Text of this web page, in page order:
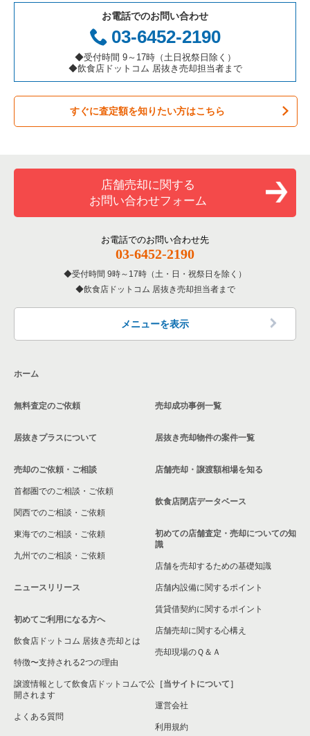
お弁当・惣菜・デリの居抜き売却物件の案件一覧
カラオケ・パブ・スナックの居抜き売却物件の案件一覧
バーの居抜き売却物件の案件一覧
居酒屋・ダイニングバーの居抜き売却物件の案件一覧
洋食の居抜き売却物件の案件一覧
その他の居抜き売却物件の案件一覧
三重県の飲食店の居抜き売却物件の案件一覧
大阪市都島区の飲食店の居抜き売却物件の案件一覧
大阪市阿倍野区の飲食店の居抜き売却物件の案件一覧
東大阪市の飲食店の居抜き売却物件の案件一覧
吹田市の飲食店の居抜き売却物件の案件一覧
大阪市東住吉区の飲食店の居抜き売却物件の案件一覧
門真市の飲食店の居抜き売却物件の案件一覧
大阪市天王寺区の飲食店の居抜き売却物件の案件一覧
高石市の飲食店の居抜き売却物件の案件一覧
大阪市鶴見区の飲食店の居抜き売却物件の案件一覧
大阪市浪速区の飲食店の居抜き売却物件の案件一覧
八尾市の飲食店の居抜き売却物件の案件一覧
大東市の飲食店の居抜き売却物件の案件一覧
箕面市の飲食店の居抜き売却物件の案件一覧
大阪市淀川区の飲食店の居抜き売却物件の案件一覧
大阪市東成区の飲食店の居抜き売却物件の案件一覧
大阪市城東区の飲食店の居抜き売却物件の案件一覧
大阪市旭区の飲食店の居抜き売却物件の案件一覧
和泉市の飲食店の居抜き売却物件の案件一覧
池田市の飲食店の居抜き売却物件の案件一覧
大阪府のアジア料理の居抜き売却物件の案件一覧
大阪府のカフェの居抜き売却物件の案件一覧
大阪府のテイクアウトの居抜き売却物件の案件一覧
大阪府のお弁当・惣菜・デリの居抜き売却物件の案件一覧
大阪府のバーの居抜き売却物件の案件一覧
大阪府の居酒屋・ダイニングバーの居抜き売却物件の案件一覧
大阪府の和食の居抜き売却物件の案件一覧
大阪府の洋食の居抜き売却物件の案件一覧
大阪府のその他の居抜き売却物件の案件一覧
豊中市の居酒屋・ダイニングバーの居抜き売却物件の案件一覧
豊中市の和食の居抜き売却物件の案件一覧
豊中市の洋食の居抜き売却物件の案件一覧
豊中市のその他の居抜き売却物件の案件一覧
お電話でのお問い合わせ
03-6452-2190
◆受付時間 9～17時（土日祝祭日除く）
◆飲食店ドットコム 居抜き売却担当者まで
すぐに査定額を知りたい方はこちら
店舗売却に関する
お問い合わせフォーム
お電話でのお問い合わせ先
03-6452-2190
受付時間 9時～17時（土・日・祝祭日を除く）
飲食店ドットコム 居抜き売却担当者まで
メニューを表示
ホーム
無料査定のご依頼
居抜きプラスについて
売却のご依頼・ご相談
首都圏でのご相談・ご依頼
関西でのご相談・ご依頼
東海でのご相談・ご依頼
九州でのご相談・ご依頼
ニュースリリース
初めてご利用になる方へ
飲食店ドットコム 居抜き売却とは
特徴〜支持される2つの理由
譲渡情報として飲食店ドットコムで公
開されます
よくある質問
売却成功事例一覧
居抜き売却物件の案件一覧
店舗売却・譲渡額相場を知る
飲食店閉店データベース
初めての店舗査定・売却についての知
識
店舗を売却するための基礎知識
店舗内設備に関するポイント
賃貸借契約に関するポイント
店舗売却に関する心構え
売却現場のＱ＆Ａ
［当サイトについて］
運営会社
利用規約